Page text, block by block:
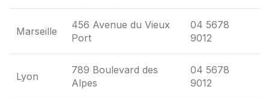
Marseille
456 Avenue du Vieux
Port
04 5678
9012
Lyon
789 Boulevard des
Alpes
04 5678
9012